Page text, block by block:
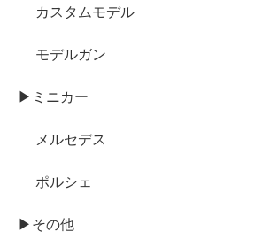
カスタムモデル
モデルガン
▶ミニカー
メルセデス
ポルシェ
▶その他